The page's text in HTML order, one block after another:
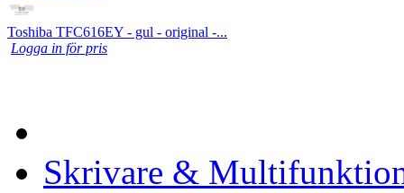
Toshiba TFC616EY - gul - original -...
Logga in för pris
Skrivare &